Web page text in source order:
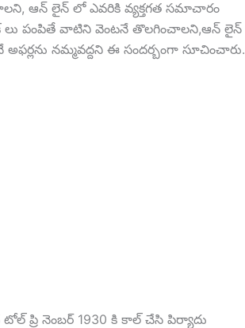
ఆన్ లైన్ లో ఎవరికి వ్యక్తగత సమాచారం
పంపితే వాటిని వెంటనే తొలగించాలని,ఆన్ లైన్
నమ్మవద్దని ఈ సందర్బంగా సూచించారు.
ప్రి నెంబర్ 1930 కి కాల్ చేసి పిర్యాదు